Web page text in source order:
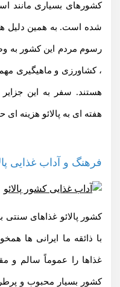
کشورهای بسیاری مانند
شده است. به همین دلیل
رسوم مردم این کشور به
، کشاورزی و ماهیگیری
هستند. سفر به این
هفته ای به پالائو هزینه ای حدود ۱۲۰۰ دلار
فرهنگ و آداب غذایی
کشور پالائو غذاهای سنتی
با ذائقه ما ایرانی ها
غذاها را عموماً سالم و
کشور بسیار محبوب و